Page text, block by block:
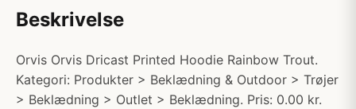
Beskrivelse
Orvis Orvis Dricast Printed Hoodie Rainbow Trout.
Kategori: Produkter > Beklædning & Outdoor > Trøjer
> Beklædning > Outlet > Beklædning. Pris: 0.00 kr.